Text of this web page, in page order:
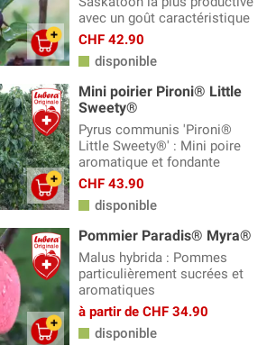
avec un goût caractéristique
CHF 42.90
disponible
Mini poirier Pironi® Little
Sweety®
Pyrus communis 'Pironi®
Little Sweety®' : Mini poire
aromatique et fondante
CHF 43.90
disponible
Pommier Paradis® Myra®
Malus hybrida : Pommes
particulièrement sucrées et
aromatiques
à partir de CHF 34.90
disponible